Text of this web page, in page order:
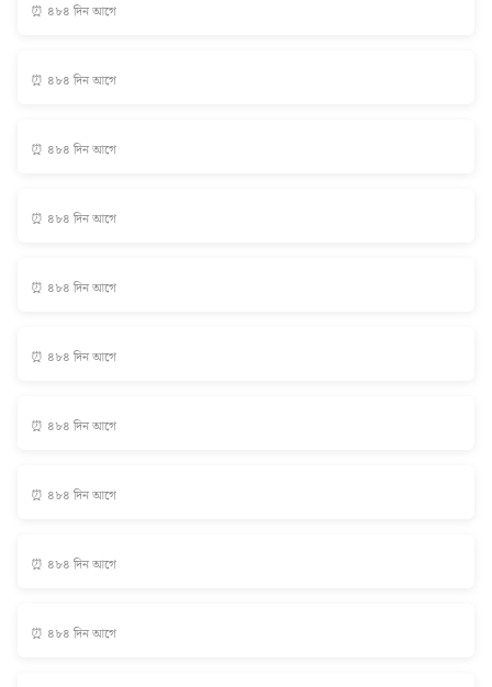
⏰ ৪৮৪ দিন আগে
⏰ ৪৮৪ দিন আগে
⏰ ৪৮৪ দিন আগে
⏰ ৪৮৪ দিন আগে
⏰ ৪৮৪ দিন আগে
⏰ ৪৮৪ দিন আগে
⏰ ৪৮৪ দিন আগে
⏰ ৪৮৪ দিন আগে
⏰ ৪৮৪ দিন আগে
⏰ ৪৮৪ দিন আগে